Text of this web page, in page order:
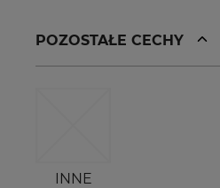
POZOSTAŁE CECHY
INNE